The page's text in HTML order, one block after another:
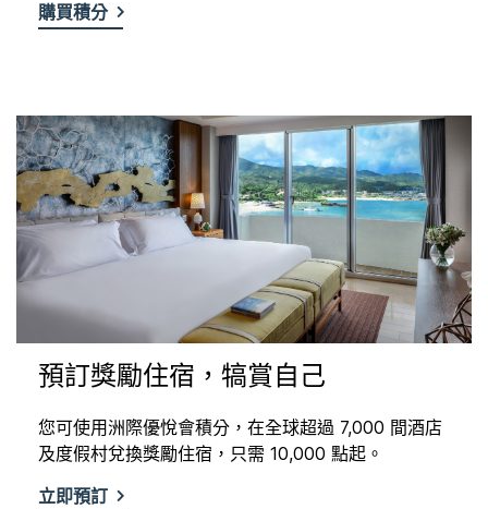
購買積分
預訂獎勵住宿，犒賞自己
您可使用洲際優悅會積分，在全球超過 7,000 間酒店
及度假村兌換獎勵住宿，只需 10,000 點起。
立即預訂